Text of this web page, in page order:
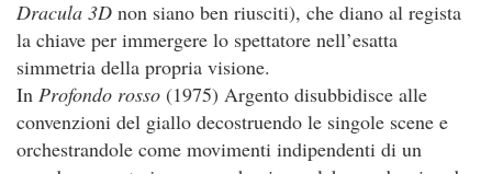
Dracula 3D non siano ben riusciti), che diano al regista
la chiave per immergere lo spettatore nell’esatta
simmetria della propria visione.
In Profondo rosso (1975) Argento disubbidisce alle
convenzioni del giallo decostruendo le singole scene e
orchestrandole come movimenti indipendenti di un